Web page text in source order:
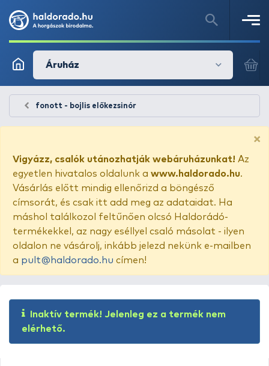
Áruház
fonott - bojlis előkezsinór
×
Vigyázz, csalók utánozhatják webáruházunkat! Az
egyetlen hivatalos oldalunk a www.haldorado.hu.
Vásárlás előtt mindig ellenőrizd a böngésző
címsorát, és csak itt add meg az adataidat. Ha
máshol találkozol feltűnően olcsó Haldorádó-
termékekkel, az nagy eséllyel csaló másolat - ilyen
oldalon ne vásárolj, inkább jelezd nekünk e-mailben
a pult@haldorado.hu címen!
Inaktív termék! Jelenleg ez a termék nem
elérhető.